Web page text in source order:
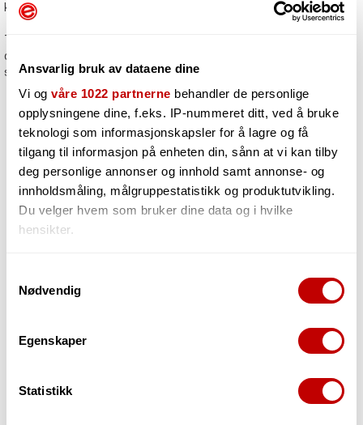
Ansvarlig bruk av dataene dine
Vi og våre 1022 partnerne behandler de personlige
opplysningene dine, f.eks. IP-nummeret ditt, ved å bruke
teknologi som informasjonskapsler for å lagre og få
tilgang til informasjon på enheten din, sånn at vi kan tilby
deg personlige annonser og innhold samt annonse- og
innholdsmåling, målgruppestatistikk og produktutvikling.
Du velger hvem som bruker dine data og i hvilke
hensikter.
Innhente informasjon om den geografiske
Identifisere enheten din ved å aktivt skanne den
Undermer info
kan du lese om hvordan dine personlige
Nødvendig
Egenskaper
Statistikk
kvalitet.
Ta en kikk på vårt utvalg av podcast utstyr og finn det du trenger til
dine innspillinger. Ta gjerne
spørsmål!
Mobile/tablet
Field recorder
Portable mixers